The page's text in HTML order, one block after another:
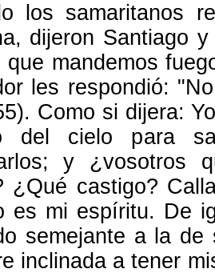
los samaritanos
dijeron Santiago
que mandemos
les respondió:
Como si dijera:
del cielo para
y ¿vosotros
¿Qué castigo?
es mi espíritu. De
semejante a la
inclinada a tener